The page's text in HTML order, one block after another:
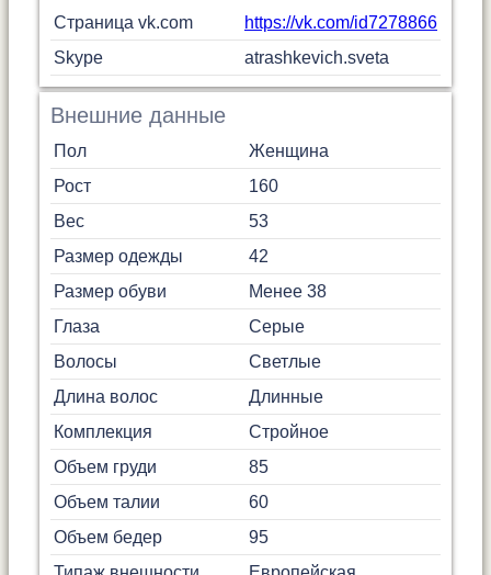
Страница vk.com
https://vk.com/id7278866
Skype
atrashkevich.sveta
Внешние данные
Пол
Женщина
Рост
160
Вес
53
Размер одежды
42
Размер обуви
Менее 38
Глаза
Серые
Волосы
Светлые
Длина волос
Длинные
Комплекция
Стройное
Объем груди
85
Объем талии
60
Объем бедер
95